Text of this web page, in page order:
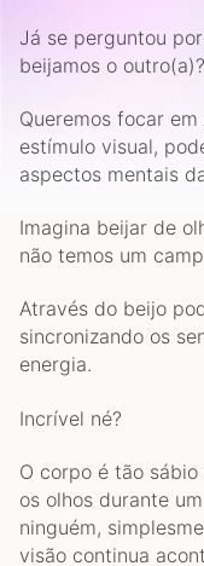
Já se perguntou
beijamos o outro(a)?
Queremos focar
estímulo visual,
aspectos mentais
Imagina beijar de
não temos um
Através do beijo
sincronizando os
energia.
Incrível né?
O corpo é tão
os olhos durante
ninguém,
visão continua